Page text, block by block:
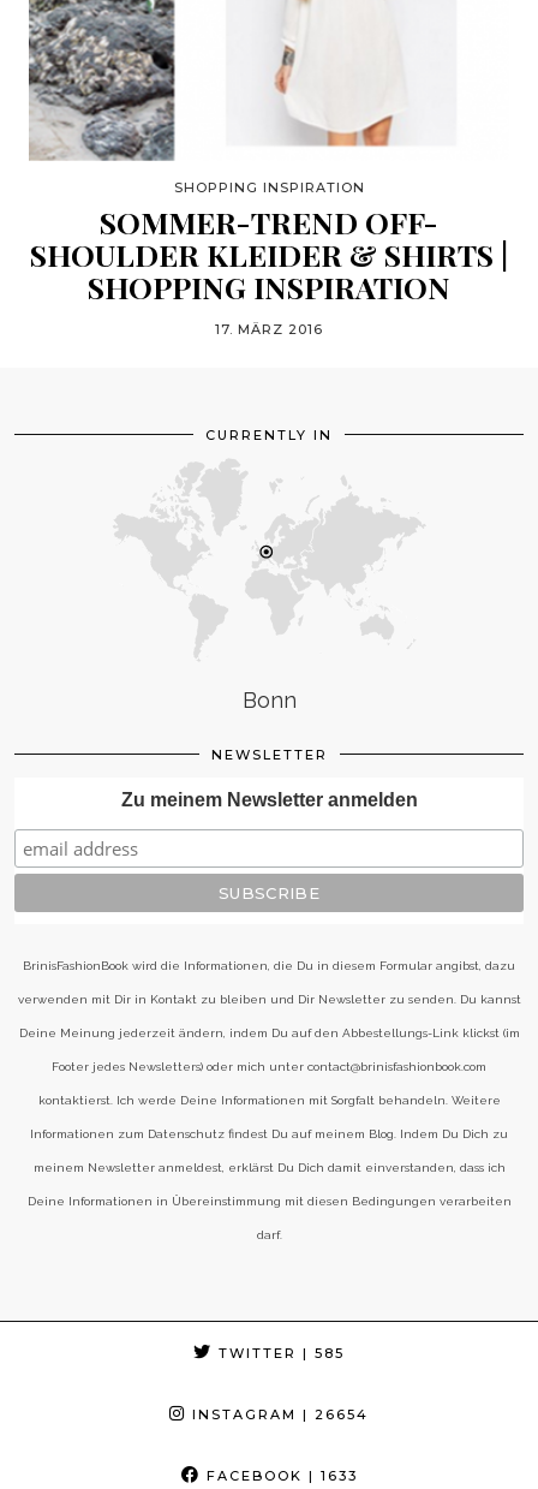
SHOPPING INSPIRATION
SOMMER-TREND OFF-
SHOULDER KLEIDER & SHIRTS |
SHOPPING INSPIRATION
17. MÄRZ 2016
CURRENTLY IN
Bonn
NEWSLETTER
Zu meinem Newsletter anmelden
BrinisFashionBook wird die Informationen, die Du in diesem Formular angibst, dazu
verwenden mit Dir in Kontakt zu bleiben und Dir Newsletter zu senden. Du kannst
Deine Meinung jederzeit ändern, indem Du auf den Abbestellungs-Link klickst (im
Footer jedes Newsletters) oder mich unter contact@brinisfashionbook.com
kontaktierst. Ich werde Deine Informationen mit Sorgfalt behandeln. Weitere
Informationen zum Datenschutz findest Du auf meinem Blog. Indem Du Dich zu
meinem Newsletter anmeldest, erklärst Du Dich damit einverstanden, dass ich
Deine Informationen in Übereinstimmung mit diesen Bedingungen verarbeiten
darf.
TWITTER | 585
INSTAGRAM | 26654
FACEBOOK | 1633